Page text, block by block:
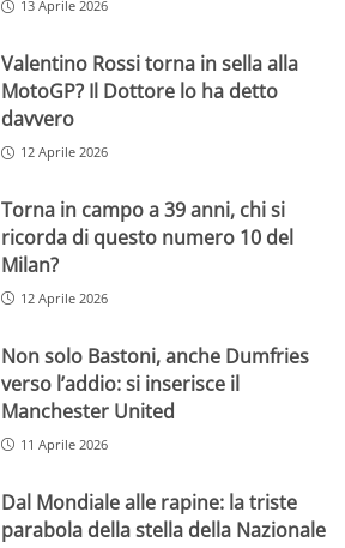
13 Aprile 2026
Valentino Rossi torna in sella alla
MotoGP? Il Dottore lo ha detto
davvero
12 Aprile 2026
Torna in campo a 39 anni, chi si
ricorda di questo numero 10 del
Milan?
12 Aprile 2026
Non solo Bastoni, anche Dumfries
verso l’addio: si inserisce il
Manchester United
11 Aprile 2026
Dal Mondiale alle rapine: la triste
parabola della stella della Nazionale